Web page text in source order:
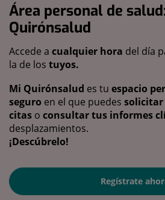
Área personal de
Quirónsalud
Accede a cualquier hora del día
la de los tuyos.
Mi Quirónsalud es tu espacio
seguro en el que puedes solicitar
citas o consultar tus informes
desplazamientos.
¡Descúbrelo!
Regístrate